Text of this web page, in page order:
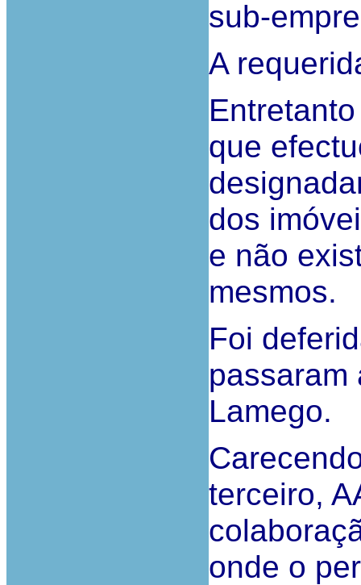
sub-
A
que
dos
e não
mesmos.
Foi
passaram
Lamego.
terceiro,
onde o